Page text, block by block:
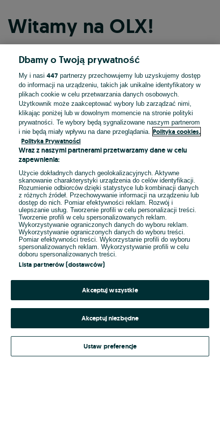
Witamy na OLX!
Kontynuuj przez Facebooka
Kontynuuj przez konto Apple
Kontynuuj przez konto Google
LUB
E-mail
Hasło
Kontynuując za pośrednictwem jednego z dostawców wskazanych powyżej,
Regulamin serwisu OLX.pl w jego aktualnym brzmieniu.
Dbamy o Twoją prywatność
My i nasi447 partnerzy przechowujemy lub uzyskujemy dostęp
do informacji na urządzeniu, takich jak unikalne identyfikatory w
plikach cookie w celu przetwarzania danych osobowych.
Użytkownik może zaakceptować wybory lub zarządzać nimi,
klikając poniżej lub w dowolnym momencie na stronie polityki
prywatności. Te wybory będą sygnalizowane naszym partnerom
i nie będą miały wpływu na dane przeglądania.
Polityka cookies,
Polityka Prywatności
Wraz z naszymi partnerami przetwarzamy dane w celu
zapewnienia:
Użycie dokładnych danych geolokalizacyjnych. Aktywne
skanowanie charakterystyki urządzenia do celów identyfikacji.
Rozumienie odbiorców dzięki statystyce lub kombinacji danych
z różnych źródeł. Przechowywanie informacji na urządzeniu lub
dostęp do nich. Pomiar efektywności reklam. Rozwój i
ulepszanie usług. Tworzenie profili w celu personalizacji treści.
Tworzenie profili w celu spersonalizowanych reklam.
Wykorzystywanie ograniczonych danych do wyboru reklam.
Wykorzystywanie ograniczonych danych do wyboru treści.
Pomiar efektywności treści. Wykorzystanie profili do wyboru
spersonalizowanych reklam. Wykorzystywanie profili w celu
doboru spersonalizowanych treści.
Lista partnerów (dostawców)
Akceptuj wszystkie
Akceptuj niezbędne
Ustaw preferencje